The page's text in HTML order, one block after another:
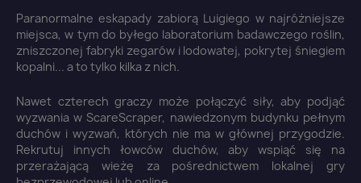
Paranormalne eskapady zabiorą Luigiego w najróżniejsze
miejsca, w tym do byłego laboratorium badawczego roślin,
zniszczonej fabryki zegarów i lodowatej, pokrytej śniegiem
kopalni... a to tylko kilka z nich.
Nawet czterech graczy może połączyć siły, aby podjąć
wyzwania w ScareScraper, nawiedzonym budynku pełnym
duchów i wyzwań, których nie ma w głównej przygodzie.
Rekrutuj innych łowców duchów, aby wspiąć się na
przerażającą wieżę za pośrednictwem lokalnej gry